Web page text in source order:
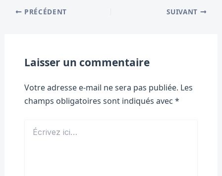
PRÉCÉDENT SUIVANT
Laisser un commentaire
Votre adresse e-mail ne sera pas publiée. Les
champs obligatoires sont indiqués avec *
ici…